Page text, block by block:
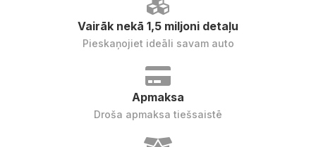
Vairāk nekā 1,5 miljoni detaļu
Pieskaņojiet ideāli savam auto
Apmaksa
Droša apmaksa tiešsaistē